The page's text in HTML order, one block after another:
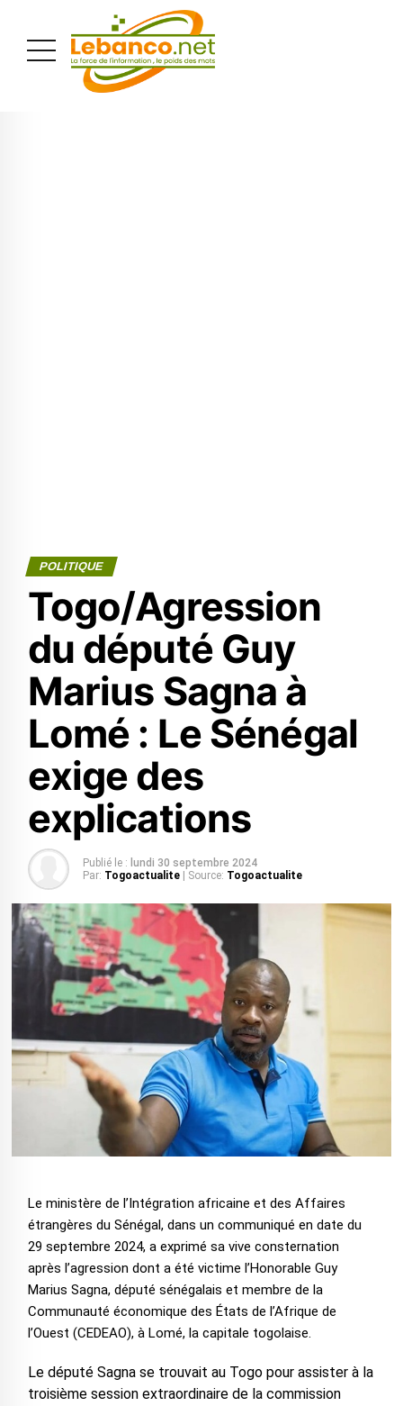
POLITIQUE
Togo/Agression
du député Guy
Marius Sagna à
Lomé : Le Sénégal
exige des
explications
Publié le : lundi 30 septembre 2024
Par: Togoactualite | Source: Togoactualite
Le ministère de l’Intégration africaine et des Affaires
étrangères du Sénégal, dans un communiqué en date du
29 septembre 2024, a exprimé sa vive consternation
après l’agression dont a été victime l’Honorable Guy
Marius Sagna, député sénégalais et membre de la
Communauté économique des États de l’Afrique de
l’Ouest (CEDEAO), à Lomé, la capitale togolaise.
Le député Sagna se trouvait au Togo pour assister à la
troisième session extraordinaire de la commission